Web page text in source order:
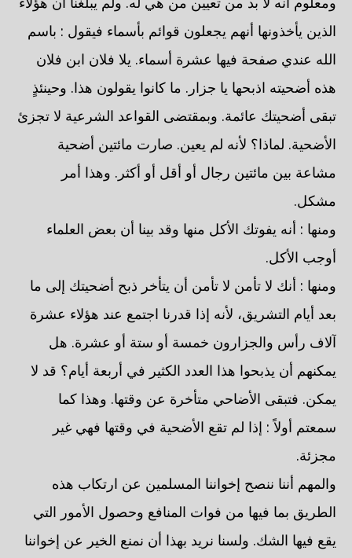
الذين يأخذونها أنهم يجعلون قوائم بأسماء فيقول : باسم
الله عندي صفحة فيها عشرة أسماء. يلا فلان ابن فلان
هذه أضحيته اذبحها يا جزار. ما كانوا يقولون هذا. وحينئذٍ
تبقى أضحيتك عائمة. وبمقتضى القواعد الشرعية لا تجزئ
الأضحية. لماذا؟ لأنه لم يعين. صارت مائتين أضحية
مشاعة بين مائتين رجال أو أقل أو أكثر. وهذا أمر
مشكل.
ومنها : أنه يفوتك الأكل منها وقد بينا أن بعض العلماء
أوجب الأكل.
ومنها : أنك لا تأمن لا تأمن أن يتأخر ذبح أضحيتك إلى ما
بعد أيام التشريق، لأنه إذا قدرنا اجتمع عند هؤلاء عشرة
آلاف رأس والجزارون خمسة أو ستة أو عشرة. هل
يمكنهم أن يذبحوا هذا العدد الكثير في أربعة أيام؟ قد لا
يمكن. فتبقى الأضاحي متأخرة عن وقتها. وهذا كما
سمعتم أولاً : إذا لم تقع الأضحية في وقتها فهي غير
مجزئة.
والمهم أننا ننصح إخواننا المسلمين عن ارتكاب هذه
الطريق بما فيها من فوات المنافع وحصول الأمور التي
يقع فيها الشك. ولسنا نريد بهذا أن نمنع الخير عن إخواننا